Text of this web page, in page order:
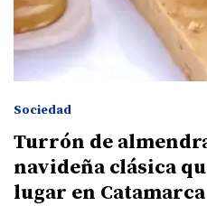
Sociedad
Turrón de
navideña clásica
lugar en Catamarca